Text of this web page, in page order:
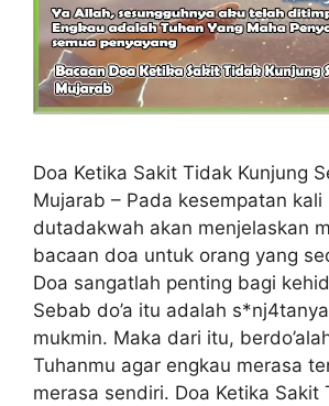
Doa Ketika Sakit Tidak Kunjung
Mujarab – Pada kesempatan kali
dutadakwah akan menjelaskan
bacaan doa untuk orang yang
Doa sangatlah penting bagi
Sebab do’a itu adalah
mukmin. Maka dari itu,
Tuhanmu agar engkau merasa
merasa sendiri. Doa Ketika Sakit